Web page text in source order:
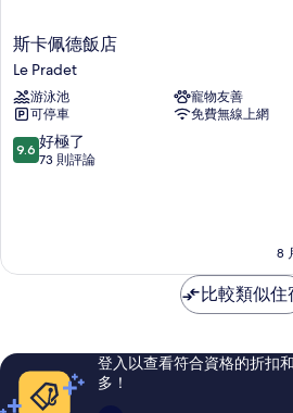
斯
卡
佩
德
飯
店
Le
斯卡佩德飯店
Le Pradet
游泳池
寵物友善
可停車
免費無線上網
9.6
分，
極
評
論
9.6 好極了
73 則評論
8
比較類似住
登入以查看符合資格的折扣
多！